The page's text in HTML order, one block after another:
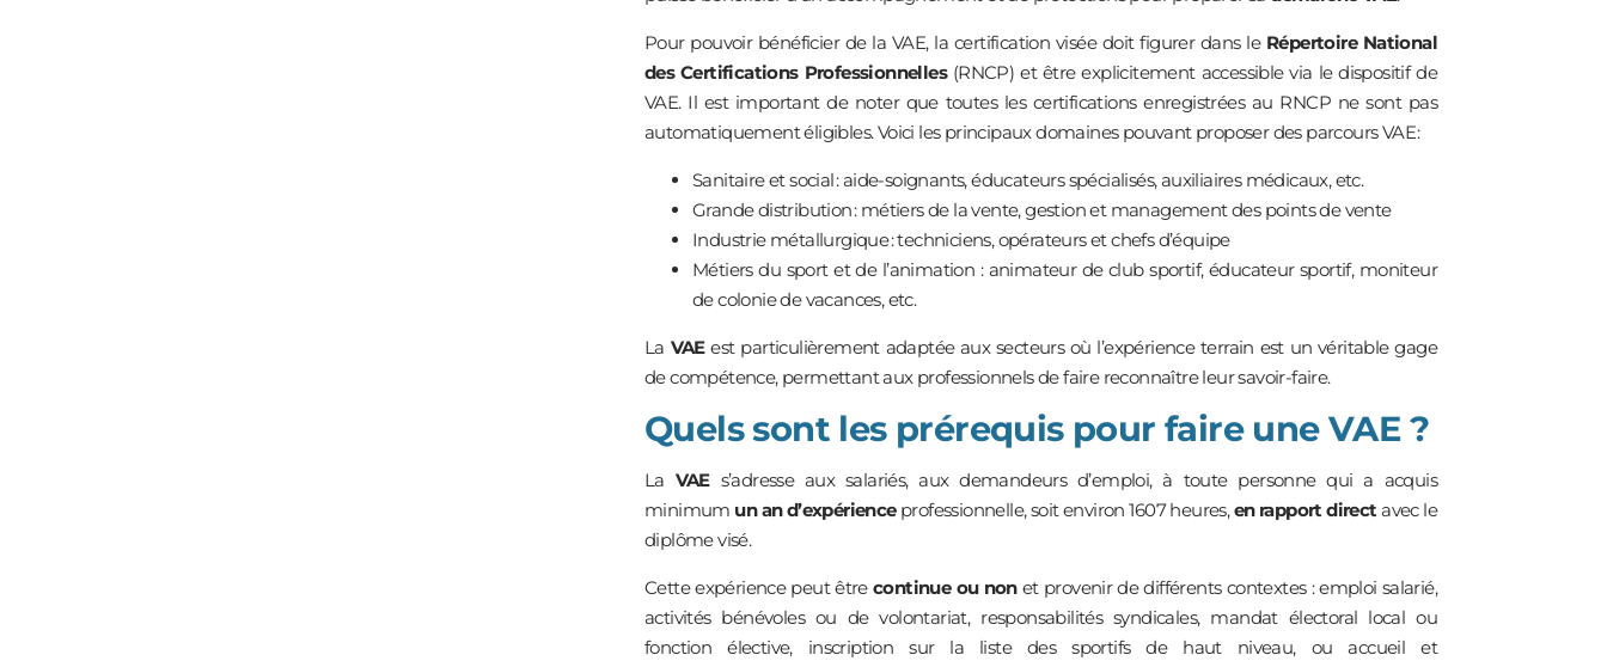
Pour pouvoir bénéficier de la VAE, la certification visée doit figurer dans le Répertoire National
des Certifications Professionnelles(RNCP) et être explicitement accessible via le dispositif de
VAE. Il est important de noter que toutes les certifications enregistrées au RNCP ne sont pas
automatiquement éligibles. Voici les principaux domaines pouvant proposer des parcours VAE :
Sanitaire et social : aide-soignants, éducateurs spécialisés, auxiliaires médicaux, etc.
Grande distribution : métiers de la vente, gestion et management des points de vente
Industrie métallurgique : techniciens, opérateurs et chefs d’équipe
Métiers du sport et de l’animation : animateur de club sportif, éducateur sportif, moniteur
de colonie de vacances, etc.
La VAEest particulièrement adaptée aux secteurs où l’expérience terrain est un véritable gage
de compétence, permettant aux professionnels de faire reconnaître leur savoir-faire.
Quels sont les prérequis pour faire une VAE ?
La VAE s’adresse aux salariés, aux demandeurs d’emploi, à toute personne qui a acquis
minimum un an d’expérienceprofessionnelle, soit environ 1607 heures,en rapport directavec le
diplôme visé.
Cette expérience peut êtrecontinue ou nonet provenir de différents contextes : emploi salarié,
activités bénévoles ou de volontariat, responsabilités syndicales, mandat électoral local ou
fonction élective, inscription sur la liste des sportifs de haut niveau, ou accueil et